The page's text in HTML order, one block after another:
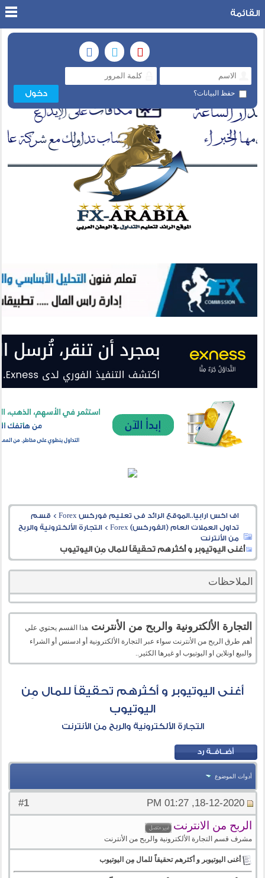
حفظ البيانات؟
القائمة
اف اكس ارابيا..الموقع الرائد فى تعليم فوركس Forex > قسم
تداول العملات العام (الفوركس) Forex
>التجارة الألكترونية والربح
من الأنترنت
أغنى اليوتيوبر و أكثرهم تحقيقاً للمال مِن اليوتيوب
الملاحظات
التجارة الألكترونية والربح من الأنترنت هذا القسم يحتوي علي
أهم طرق الربح من الأنترنت سواء عبر التجارة الألكترونية أو ادسنس أو الشراء
والبيع اونلاين او اليوتيوب او غيرها الكثير..
أغنى اليوتيوبر و أكثرهم تحقيقاً للمال مِن
اليوتيوب
التجارة الألكترونية والربح من الأنترنت
أدوات الموضوع
#
1 18-12-2020, 01:27 PM
الربح من الانترنت
مشرف قسم التجارة الألكترونية والربح من الأنترنت
أغنى اليوتيوبر و أكثرهم تحقيقاً للمال مِن اليوتيوب